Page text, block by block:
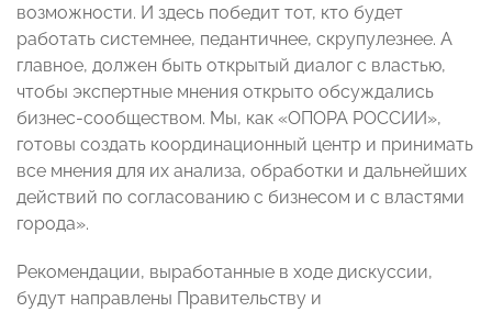
возможности. И здесь победит тот, кто будет
работать системнее, педантичнее, скрупулезнее. А
главное, должен быть открытый диалог с властью,
чтобы экспертные мнения открыто обсуждались
бизнес-сообществом. Мы, как «ОПОРА РОССИИ»,
готовы создать координационный центр и принимать
все мнения для их анализа, обработки и дальнейших
действий по согласованию с бизнесом и с властями
города».
Рекомендации, выработанные в ходе дискуссии,
будут направлены Правительству и